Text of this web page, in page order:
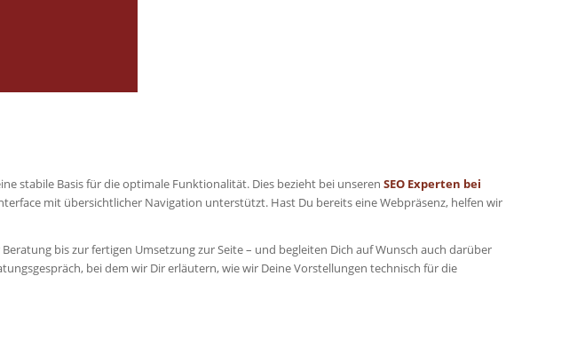
stabile Basis für die optimale Funktionalität. Dies bezieht bei unseren SEO Experten bei
mit übersichtlicher Navigation unterstützt. Hast Du bereits eine Webpräsenz, helfen wir
bis zur fertigen Umsetzung zur Seite – und begleiten Dich auf Wunsch auch darüber
bei dem wir Dir erläutern, wie wir Deine Vorstellungen technisch für die